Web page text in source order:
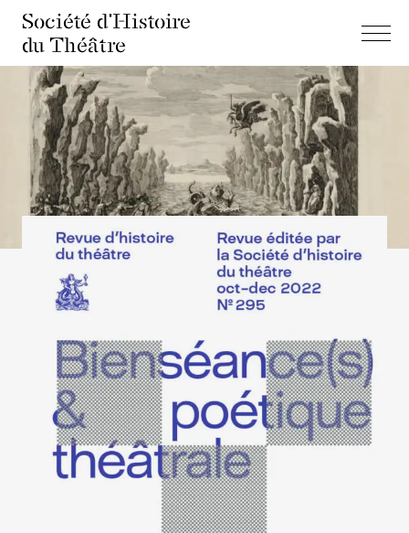
Société d'Histoire
du Théâtre